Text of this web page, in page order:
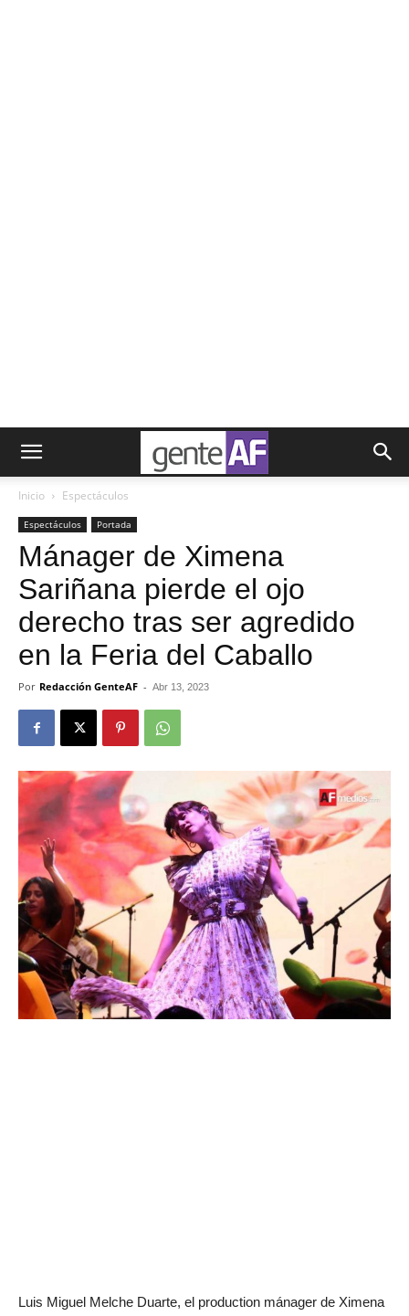
Inicio Espectáculos
Espectáculos Portada
Mánager de Ximena
Sariñana pierde el ojo
derecho tras ser agredido
en la Feria del Caballo
Por Redacción GenteAF - Abr 13, 2023
Luis Miguel Melche Duarte, el production mánager de Ximena